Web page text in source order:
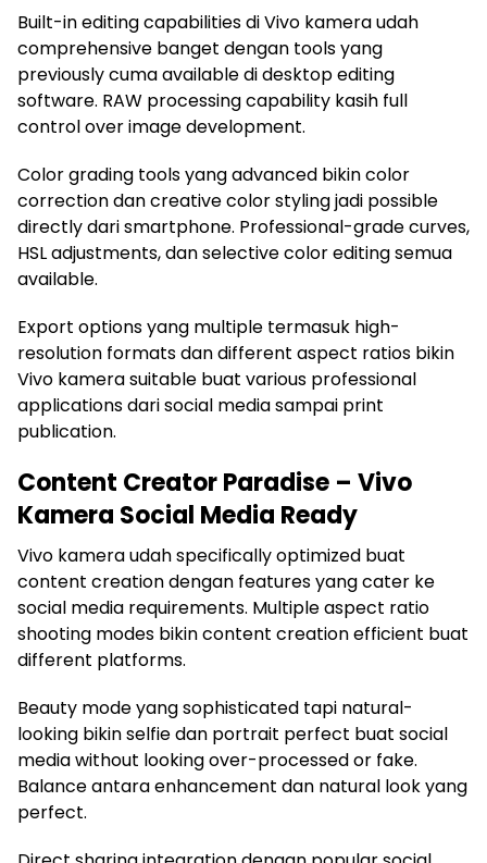
Built-in editing capabilities di Vivo kamera udah
comprehensive banget dengan tools yang
previously cuma available di desktop editing
software. RAW processing capability kasih full
control over image development.
Color grading tools yang advanced bikin color
correction dan creative color styling jadi possible
directly dari smartphone. Professional-grade curves,
HSL adjustments, dan selective color editing semua
available.
Export options yang multiple termasuk high-
resolution formats dan different aspect ratios bikin
Vivo kamera suitable buat various professional
applications dari social media sampai print
publication.
Content Creator Paradise – Vivo
Kamera Social Media Ready
Vivo kamera udah specifically optimized buat
content creation dengan features yang cater ke
social media requirements. Multiple aspect ratio
shooting modes bikin content creation efficient buat
different platforms.
Beauty mode yang sophisticated tapi natural-
looking bikin selfie dan portrait perfect buat social
media without looking over-processed or fake.
Balance antara enhancement dan natural look yang
perfect.